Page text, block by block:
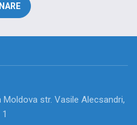
Moldova str. Vasile Alecsandri,
1